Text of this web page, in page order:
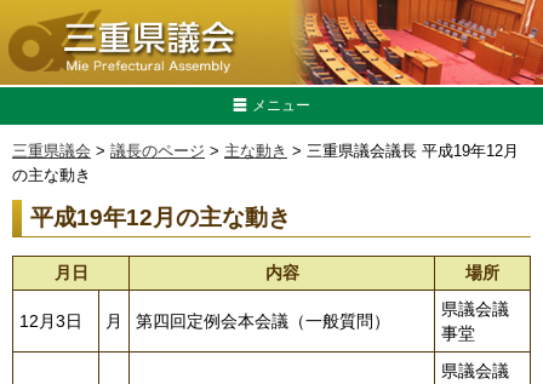
メニュー
三重県議会 > 議長のページ > 主な動き > 三重県議会議長 平成19年12月
の主な動き
平成19年12月の主な動き
月日 内容 場所
12月3日 月 第四回定例会本会議（一般質問）
県議会議
事堂
県議会議